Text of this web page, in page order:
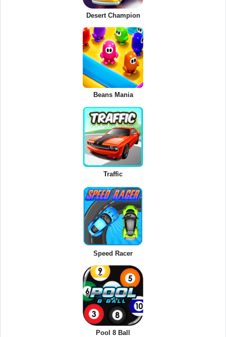
Desert Champion
Beans Mania
Traffic
Speed Racer
Pool 8 Ball